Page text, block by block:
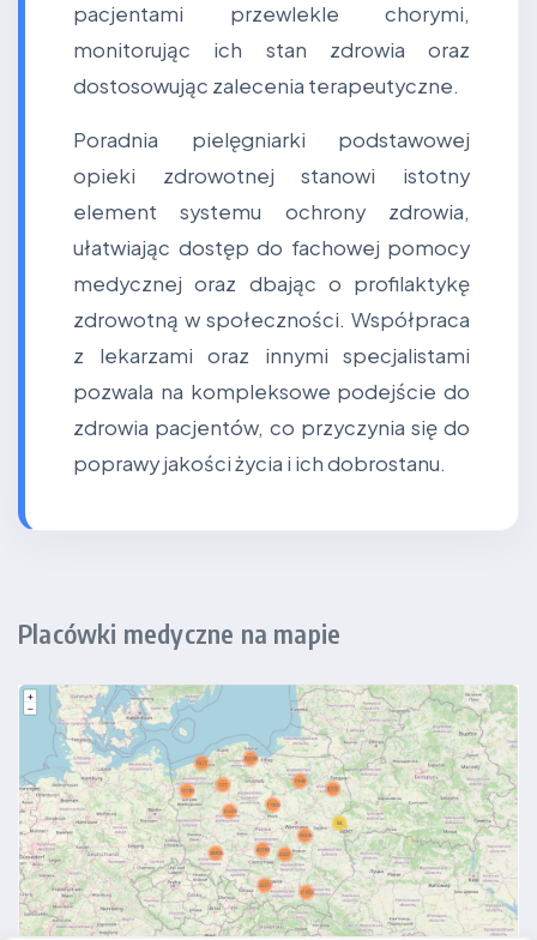
pacjentami przewlekle chorymi,
monitorując ich stan zdrowia oraz
dostosowując zalecenia terapeutyczne.
Poradnia pielęgniarki podstawowej
opieki zdrowotnej stanowi istotny
element systemu ochrony zdrowia,
ułatwiając dostęp do fachowej pomocy
medycznej oraz dbając o profilaktykę
zdrowotną w społeczności. Współpraca
z lekarzami oraz innymi specjalistami
pozwala na kompleksowe podejście do
zdrowia pacjentów, co przyczynia się do
poprawy jakości życia i ich dobrostanu.
Placówki medyczne na mapie